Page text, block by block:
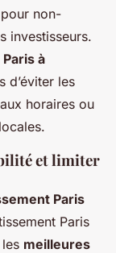
non-
investisseurs.
à
d’éviter les
horaires ou
et limiter
Paris
Paris
meilleures